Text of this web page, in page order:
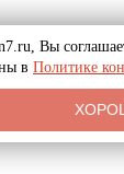
Вы
в Политике